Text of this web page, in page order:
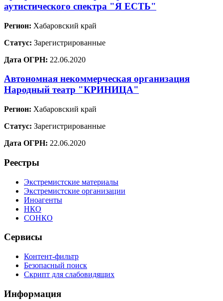
аутистического спектра "Я ЕСТЬ"
Регион: Хабаровский край
Статус: Зарегистрированные
Дата ОГРН: 22.06.2020
Автономная некоммерческая организация
Народный театр "КРИНИЦА"
Регион: Хабаровский край
Статус: Зарегистрированные
Дата ОГРН: 22.06.2020
Реестры
Экстремистские материалы
Экстремистские организации
Иноагенты
НКО
СОНКО
Сервисы
Контент-фильтр
Безопасный поиск
Скрипт для слабовидящих
Информация